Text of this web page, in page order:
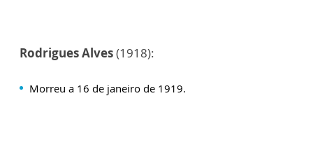
Rodrigues Alves(1918):
Morreu a 16 de janeiro de 1919.